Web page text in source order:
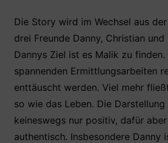
Die Story wird im Wechsel aus
drei Freunde Danny, Christian
Dannys Ziel ist es Malik zu finden.
spannenden Ermittlungsarbeiten
enttäuscht werden. Viel mehr
so wie das Leben. Die
keineswegs nur positiv, dafür
authentisch. Insbesondere Danny